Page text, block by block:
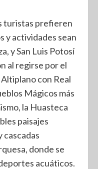
turistas prefieren
y actividades sean
y San Luis Potosí
al regirse por el
con Real
Mágicos más
la Huasteca
paisajes
cascadas
donde se
acuáticos.